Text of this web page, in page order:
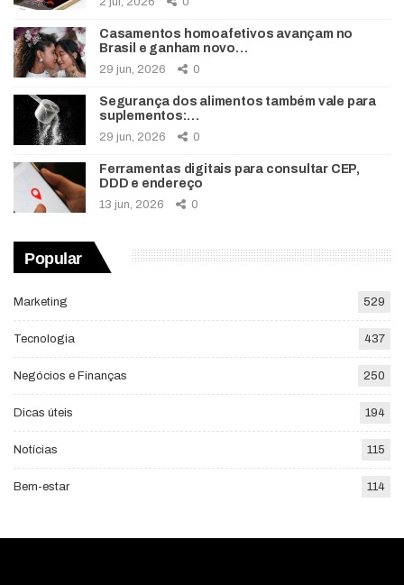
Casamentos homoafetivos avançam no
Brasil e ganham novo…
29 jun, 2026 0
Segurança dos alimentos também vale para
suplementos:…
29 jun, 2026 0
Ferramentas digitais para consultar CEP,
DDD e endereço
13 jun, 2026 0
Popular
Marketing 529
Tecnologia 437
Negócios e Finanças 250
Dicas úteis 194
Notícias 115
Bem-estar 114